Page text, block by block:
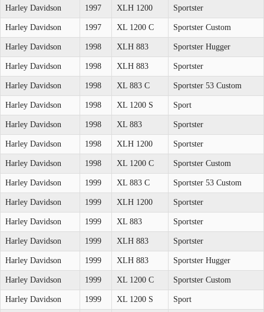
Harley Davidson 1997 XLH 1200 Sportster
Harley Davidson 1997 XL 1200 C Sportster Custom
Harley Davidson 1998 XLH 883 Sportster Hugger
Harley Davidson 1998 XLH 883 Sportster
Harley Davidson 1998 XL 883 C Sportster 53 Custom
Harley Davidson 1998 XL 1200 S Sport
Harley Davidson 1998 XL 883 Sportster
Harley Davidson 1998 XLH 1200 Sportster
Harley Davidson 1998 XL 1200 C Sportster Custom
Harley Davidson 1999 XL 883 C Sportster 53 Custom
Harley Davidson 1999 XLH 1200 Sportster
Harley Davidson 1999 XL 883 Sportster
Harley Davidson 1999 XLH 883 Sportster
Harley Davidson 1999 XLH 883 Sportster Hugger
Harley Davidson 1999 XL 1200 C Sportster Custom
Harley Davidson 1999 XL 1200 S Sport